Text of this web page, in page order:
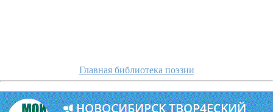
Главная библиотека поэзии